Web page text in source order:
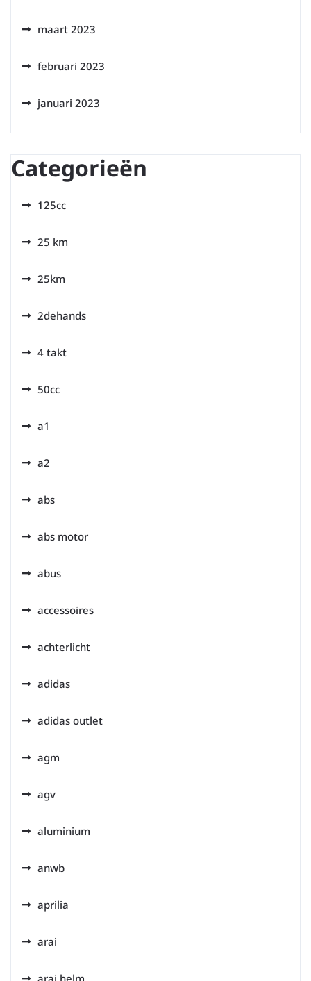
maart 2023
februari 2023
januari 2023
Categorieën
125cc
25 km
25km
2dehands
4 takt
50cc
a1
a2
abs
abs motor
abus
accessoires
achterlicht
adidas
adidas outlet
agm
agv
aluminium
anwb
aprilia
arai
arai helm